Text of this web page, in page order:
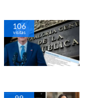
106
visitas